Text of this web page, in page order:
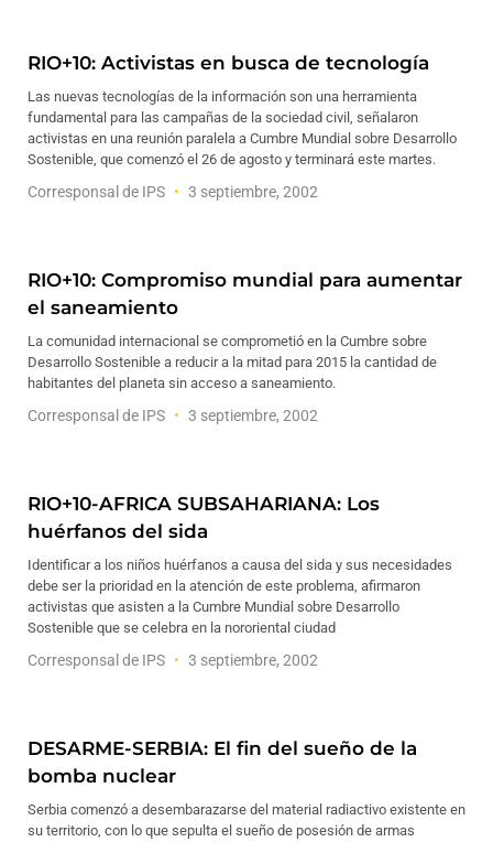
RIO+10: Activistas en busca de tecnología
Las nuevas tecnologías de la información son una herramienta
fundamental para las campañas de la sociedad civil, señalaron
activistas en una reunión paralela a Cumbre Mundial sobre Desarrollo
Sostenible, que comenzó el 26 de agosto y terminará este martes.
Corresponsal de IPS 3 septiembre, 2002
RIO+10: Compromiso mundial para aumentar
el saneamiento
La comunidad internacional se comprometió en la Cumbre sobre
Desarrollo Sostenible a reducir a la mitad para 2015 la cantidad de
habitantes del planeta sin acceso a saneamiento.
Corresponsal de IPS 3 septiembre, 2002
RIO+10-AFRICA SUBSAHARIANA: Los
huérfanos del sida
Identificar a los niños huérfanos a causa del sida y sus necesidades
debe ser la prioridad en la atención de este problema, afirmaron
activistas que asisten a la Cumbre Mundial sobre Desarrollo
Sostenible que se celebra en la nororiental ciudad
Corresponsal de IPS 3 septiembre, 2002
DESARME-SERBIA: El fin del sueño de la
bomba nuclear
Serbia comenzó a desembarazarse del material radiactivo existente en
su territorio, con lo que sepulta el sueño de posesión de armas